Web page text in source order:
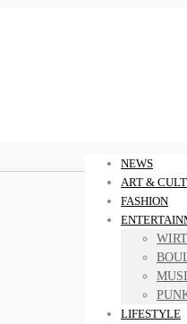
NEWS
ART &
FASHION
LIFESTYLE